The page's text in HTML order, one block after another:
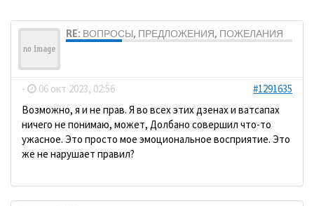
RE: ВОПРОСЫ, ПРЕДЛОЖЕНИЯ, ПОЖЕЛАНИЯ
- 06 окт 2023, 02:56
#1291635
Возможно, я и не прав. Я во всех этих дзенах и ватсапах
ничего не понимаю, может, Долбано совершил что-то
ужасное. Это просто мое эмоциональное восприятие. Это
же не нарушает правил?